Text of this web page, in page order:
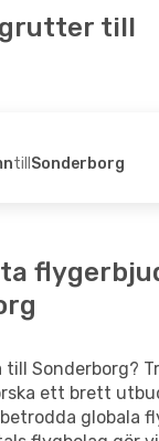
till
tillSonderborg
till Sonderborg?
ett brett
globala